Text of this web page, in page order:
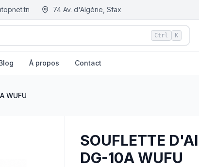
74 Av. d'Algérie, Sfax
Ctrl K
À propos Contact
WUFU
SOUFLETTE
DG-10A WUFU